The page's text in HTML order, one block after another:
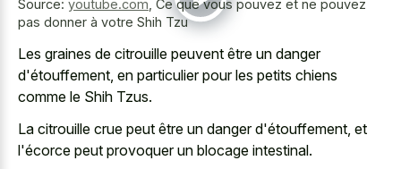
Source: youtube.com, Ce que vous pouvez et ne pouvez
pas donner à votre Shih Tzu
Les graines de citrouille peuvent être un danger
d'étouffement, en particulier pour les petits chiens
comme le Shih Tzus.
La citrouille crue peut être un danger d'étouffement, et
l'écorce peut provoquer un blocage intestinal.